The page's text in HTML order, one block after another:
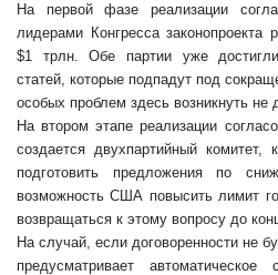
На первой фазе реализации
лидерами Конгресса
$1 трлн. Обе партии уже
статей, которые подпадут под
особых проблем здесь возникнуть не
На втором этапе реализации
создается двухпартийный
подготовить предложения по
возможность США повысить лимит
возвращаться к этому вопросу до
На случай, если договоренности не
предусматривает автоматическое